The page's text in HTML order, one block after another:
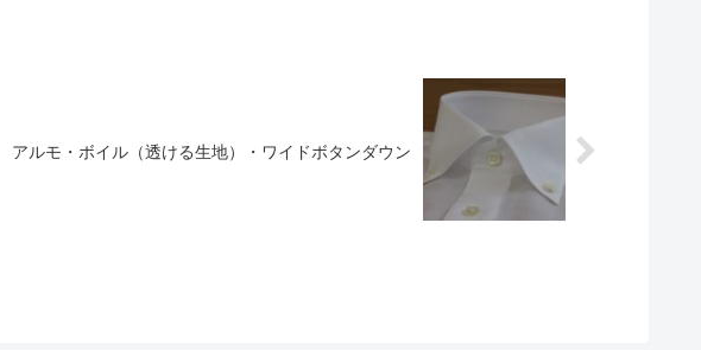
アルモ・ボイル（透ける生地）・ワイドボタンダウン